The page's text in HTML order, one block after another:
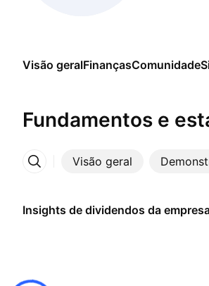
Visão geralFinançasComunidade
Fundamentos e
Visão geral
Mais
Insights de dividendos da